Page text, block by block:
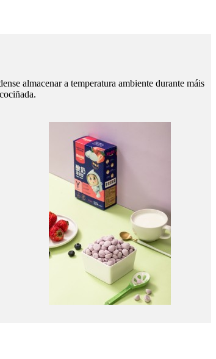
almacenar a temperatura ambiente durante máis